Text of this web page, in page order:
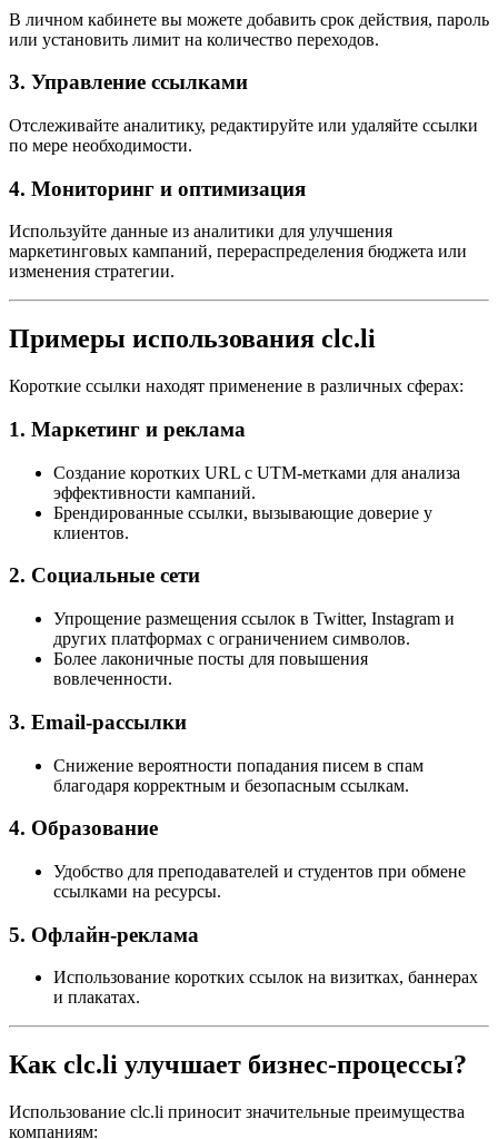
В личном кабинете вы можете добавить срок действия, пароль
или установить лимит на количество переходов.
3. Управление ссылками
Отслеживайте аналитику, редактируйте или удаляйте ссылки
по мере необходимости.
4. Мониторинг и оптимизация
Используйте данные из аналитики для улучшения
маркетинговых кампаний, перераспределения бюджета или
изменения стратегии.
Примеры использования clc.li
Короткие ссылки находят применение в различных сферах:
1. Маркетинг и реклама
Создание коротких URL с UTM-метками для анализа
эффективности кампаний.
Брендированные ссылки, вызывающие доверие у
клиентов.
2. Социальные сети
Упрощение размещения ссылок в Twitter, Instagram и
других платформах с ограничением символов.
Более лаконичные посты для повышения
вовлеченности.
3. Email-рассылки
Снижение вероятности попадания писем в спам
благодаря корректным и безопасным ссылкам.
4. Образование
Удобство для преподавателей и студентов при обмене
ссылками на ресурсы.
5. Офлайн-реклама
Использование коротких ссылок на визитках, баннерах
и плакатах.
Как clc.li улучшает бизнес-процессы?
Использование clc.li приносит значительные преимущества
компаниям: